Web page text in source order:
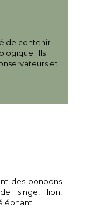
de contenir
. Ils
et
des bonbons
singe, lion,